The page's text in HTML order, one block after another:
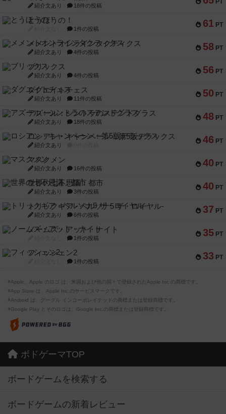
PT
紹介文あり 18件の投稿
61 PT
とうほうの！
1件の投稿
58 PT
メメントオンラインタクティクス
紹介文あり 4件の投稿
56 PT
ブリックス
紹介文あり 4件の投稿
50 PT
ダグエイトチェス
紹介文あり 11件の投稿
48 PT
アズール：シントラのステンドグラス
紹介文あり 18件の投稿
46 PT
ロシアン・キャンペーン：第5版デラックス
紹介文あり
40 PT
マスクメン
紹介文あり 16件の投稿
40 PT
世界の七不思議：都市
紹介文あり 3件の投稿
37 PT
トリックギア - ペルソナ5 ザ・ロイヤル-
紹介文あり 6件の投稿
35 PT
ノームズ・アット・ナイト
1件の投稿
33 PT
フィッシェン2
1件の投稿
※Apple、Apple のロゴ は、米国および他の国々で登録されたApple Inc.の商標です。
※App Store は、Apple Inc.のサービスマークです。
※Android は、グーグル インコーポレイテッドの商標または登録商標です。
※Google Play とそのロゴは、Google Inc.の商標または登録商標です。
ボドゲーマTOP
ボードゲームを検索する
ボードゲームの新着レビュー